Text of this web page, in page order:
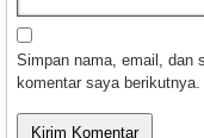
Simpan nama, email, dan
komentar saya berikutnya.